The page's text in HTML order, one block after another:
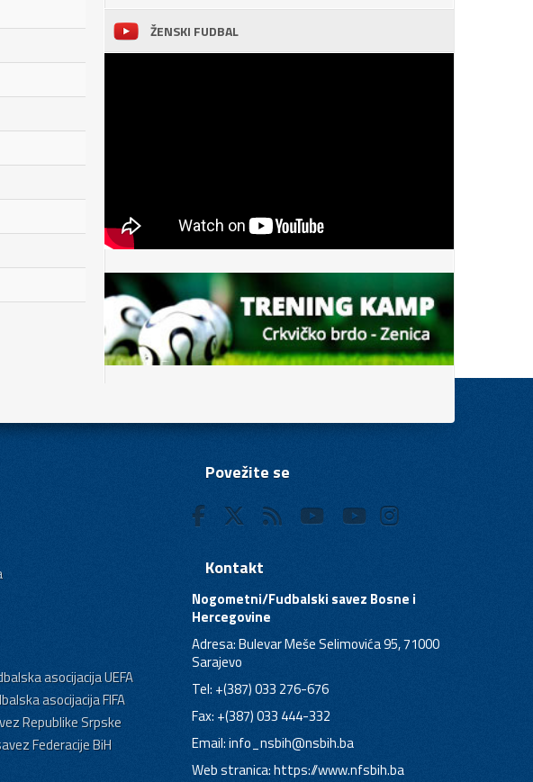
ŽENSKI FUDBAL
asocijacija UEFA
asocijacija FIFA
Republike Srpske
Federacije BiH
Povežite se
Kontakt
Nogometni/Fudbalski savez Bosne i
Hercegovine
Adresa: Bulevar Meše Selimovića 95, 71000
Sarajevo
Tel: +(387) 033 276-676
Fax: +(387) 033 444-332
Email:info_nsbih@nsbih.ba
Web stranica: https://www.nfsbih.ba